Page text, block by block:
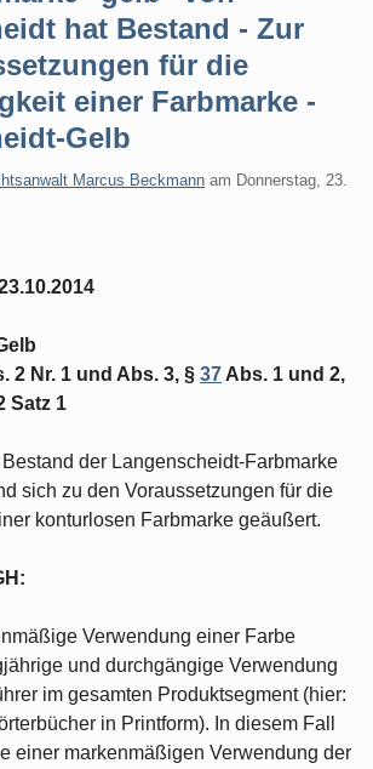
hat Bestand - Zur
für die
einer Farbmarke -
Gelb
Marcus Beckmann am Donnerstag, 23.
2 Nr. 1 und Abs. 3, § 37 Abs. 1 und 2,
Satz 1
der Langenscheidt-Farbmarke
sich zu den Voraussetzungen für die
konturlosen Farbmarke geäußert.
Verwendung einer Farbe
und durchgängige Verwendung
im gesamten Produktsegment (hier:
in Printform). In diesem Fall
einer markenmäßigen Verwendung der